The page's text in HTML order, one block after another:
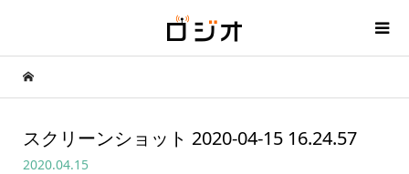
スクリーンショット 2020-04-15 16.24.57
2020.04.15